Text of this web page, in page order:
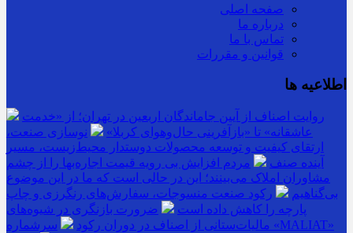
صفحه اصلی
درباره ما
تماس با ما
قوانین و مقررات
اطلاعیه ها
روایت اصناف از آیین جاماندگان اربعین در تهران؛ از «خدمت
عاشقانه» تا «بازآفرینی حال‌وهوای کربلا»
نوسازی صنعت،
ارتقای کیفیت و توسعه محصولات دوستدار محیط‌زیست، مسیر
آینده صنف
مردم افزایش بی رویه قیمت اجاره‌بها را از چشم
مشاوران املاک می‌بینند؛ این در حالی است که ما در این موضوع
بی‌گناهیم
رکود صنعت منسوجات، سفارش‌های رنگرزی و چاپ
پارچه را کاهش داده است
ضرورت بازنگری در شیوه‌های
مالیات‌ستانی از اصناف در دوران رکود
سرشماره «MALIAT»